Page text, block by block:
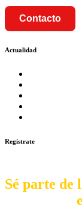
Contacto
Actualidad
Regístrate
Sé parte de